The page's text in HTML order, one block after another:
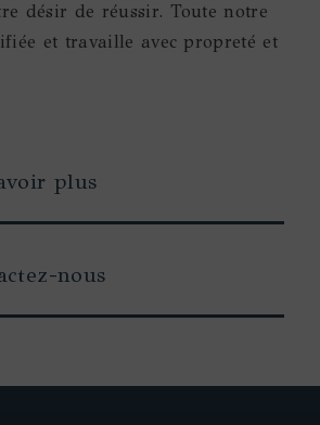
désir de réussir. Toute notre
et travaille avec propreté et
plus
nous